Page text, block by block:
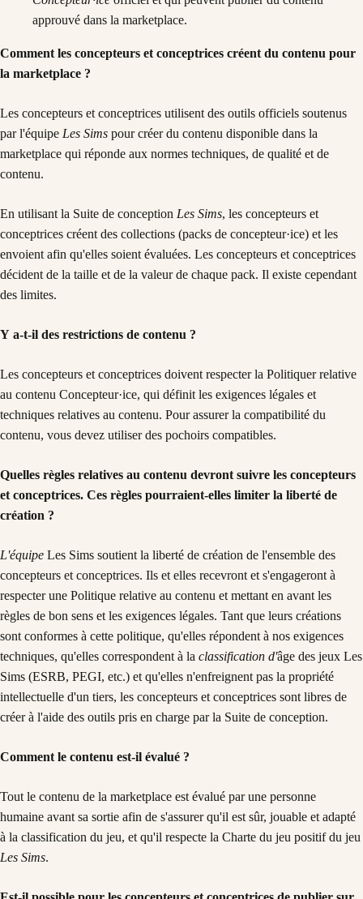
approuvé dans la marketplace.
Comment les concepteurs et conceptrices créent du contenu pour
la marketplace ?
Les concepteurs et conceptrices utilisent des outils officiels soutenus
par l'équipe Les Sims pour créer du contenu disponible dans la
marketplace qui réponde aux normes techniques, de qualité et de
contenu.
En utilisant la Suite de conception Les Sims, les concepteurs et
conceptrices créent des collections (packs de concepteur·ice) et les
envoient afin qu'elles soient évaluées. Les concepteurs et conceptrices
décident de la taille et de la valeur de chaque pack. Il existe cependant
des limites.
Y a-t-il des restrictions de contenu ?
Les concepteurs et conceptrices doivent respecter la Politiquer relative
au contenu Concepteur·ice, qui définit les exigences légales et
techniques relatives au contenu. Pour assurer la compatibilité du
contenu, vous devez utiliser des pochoirs compatibles.
Quelles règles relatives au contenu devront suivre les concepteurs
et conceptrices. Ces règles pourraient-elles limiter la liberté de
création ?
L'équipe Les Sims soutient la liberté de création de l'ensemble des
concepteurs et conceptrices. Ils et elles recevront et s'engageront à
respecter une Politique relative au contenu et mettant en avant les
règles de bon sens et les exigences légales. Tant que leurs créations
sont conformes à cette politique, qu'elles répondent à nos exigences
techniques, qu'elles correspondent à la classification d'âge des jeux Les
Sims (ESRB, PEGI, etc.) et qu'elles n'enfreignent pas la propriété
intellectuelle d'un tiers, les concepteurs et conceptrices sont libres de
créer à l'aide des outils pris en charge par la Suite de conception.
Comment le contenu est-il évalué ?
Tout le contenu de la marketplace est évalué par une personne
humaine avant sa sortie afin de s'assurer qu'il est sûr, jouable et adapté
à la classification du jeu, et qu'il respecte la Charte du jeu positif du jeu
Les Sims.